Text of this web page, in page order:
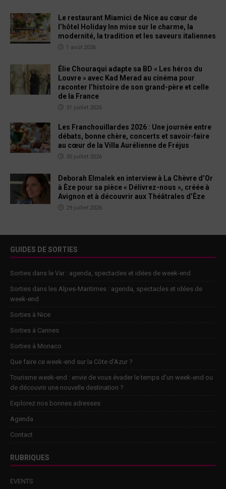
Le restaurant Miamici de Nice au cœur de
l’hôtel Holiday Inn mise sur le charme, la
modernité, la tradition et les saveurs italiennes
1 août 2026
Élie Chouraqui adapte sa BD « Les héros du
Louvre » avec Kad Merad au cinéma pour
raconter l’histoire de son grand-père et celle
de la France
31 juillet 2026
Les Franchouillardes 2026 : Une journée entre
débats, bonne chère, concerts et savoir-faire
au cœur de la Villa Aurélienne de Fréjus
30 juillet 2026
Deborah Elmalek en interview à La Chèvre d’Or
à Èze pour sa pièce « Délivrez-nous », créée à
Avignon et à découvrir aux Théâtrales d’Èze
29 juillet 2026
GUIDES DE SORTIES
Sorties dans le Var : agenda, spectacles et idées de week-end
Sorties dans les Alpes-Maritimes : agenda, spectacles et idées de
week-end
Sorties à Nice
Sorties à Cannes
Sorties à Monaco
Que faire ce week-end sur la Côte d’Azur ?
Tourisme week-end : envie de vous évader le temps d’un week-end ou
de découvrir une nouvelle destination ?
Explorez nos bonnes adresses
Agenda
Contact
RUBRIQUES
EVENTS